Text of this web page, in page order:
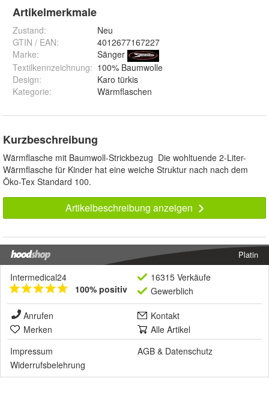
Artikelmerkmale
Zustand:
Neu
GTIN / EAN:
4012677167227
Marke:
Sänger
Textilkennzeichnung: 100% Baumwolle
Design:
Karo türkis
Kategorie: Wärmflaschen
Kurzbeschreibung
Wärmflasche mit Baumwoll-Strickbezug Die wohltuende 2-Liter-
Wärmflasche für Kinder hat eine weiche Struktur nach nach dem
Öko-Tex Standard 100.
Artikelbeschreibung anzeigen
Platin
Intermedical24
100% positiv
16315 Verkäufe
Gewerblich
Anrufen
Kontakt
Merken
Alle Artikel
Impressum
AGB & Datenschutz
Widerrufsbelehrung